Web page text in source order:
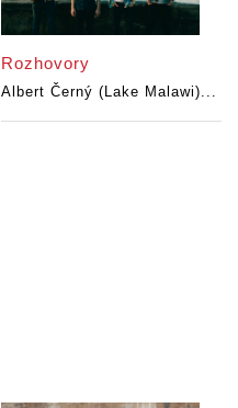
Rozhovory
Albert Černý (Lake Malawi)...